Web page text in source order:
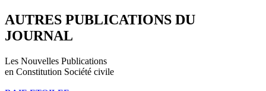
AUTRES PUBLICATIONS DU
JOURNAL
Les Nouvelles Publications
en Constitution Société civile